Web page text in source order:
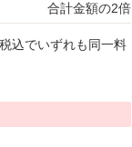
合計金額の2倍
込でいずれも同一料